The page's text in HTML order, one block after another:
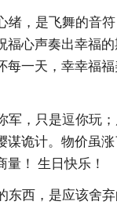
绪，是飞舞的音
福心声奏出幸福
每一天，幸幸福
军，只是逗你玩
谋诡计。物价虽
量！ 生日快乐！
东西，是应该舍